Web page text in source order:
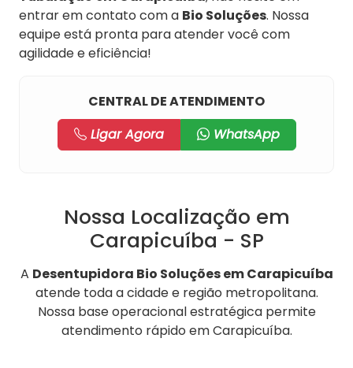
entrar em contato com a Bio Soluções. Nossa
equipe está pronta para atender você com
agilidade e eficiência!
CENTRAL DE ATENDIMENTO
Ligar Agora
WhatsApp
Nossa Localização em
Carapicuíba - SP
A Desentupidora Bio Soluções em Carapicuíba
atende toda a cidade e região metropolitana.
Nossa base operacional estratégica permite
atendimento rápido em Carapicuíba.